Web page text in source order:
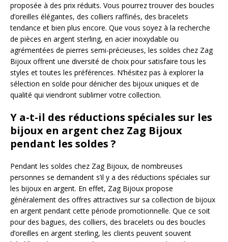
proposée à des prix réduits. Vous pourrez trouver des boucles
d’oreilles élégantes, des colliers raffinés, des bracelets
tendance et bien plus encore. Que vous soyez à la recherche
de pièces en argent sterling, en acier inoxydable ou
agrémentées de pierres semi-précieuses, les soldes chez Zag
Bijoux offrent une diversité de choix pour satisfaire tous les
styles et toutes les préférences. N’hésitez pas à explorer la
sélection en solde pour dénicher des bijoux uniques et de
qualité qui viendront sublimer votre collection.
Y a-t-il des réductions spéciales sur les
bijoux en argent chez Zag Bijoux
pendant les soldes ?
Pendant les soldes chez Zag Bijoux, de nombreuses
personnes se demandent s’il y a des réductions spéciales sur
les bijoux en argent. En effet, Zag Bijoux propose
généralement des offres attractives sur sa collection de bijoux
en argent pendant cette période promotionnelle. Que ce soit
pour des bagues, des colliers, des bracelets ou des boucles
d’oreilles en argent sterling, les clients peuvent souvent